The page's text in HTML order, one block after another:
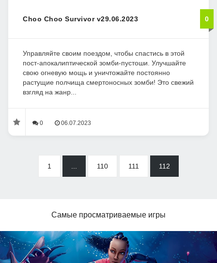
Choo Choo Survivor v29.06.2023 0
Управляйте своим поездом, чтобы спастись в этой
пост-апокалиптической зомби-пустоши. Улучшайте
свою огневую мощь и уничтожайте постоянно
растущие полчища смертоносных зомби! Это свежий
взгляд на жанр...
0 06.07.2023
1 110 111 112
Самые просматриваемые игры